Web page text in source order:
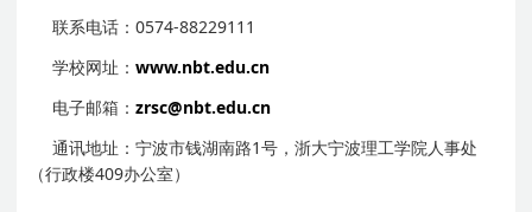
联系电话：0574-88229111
学校网址：www.nbt.edu.cn
电子邮箱：zrsc@nbt.edu.cn
通讯地址：宁波市钱湖南路1号，浙大宁波理工学院人事处
（行政楼409办公室）